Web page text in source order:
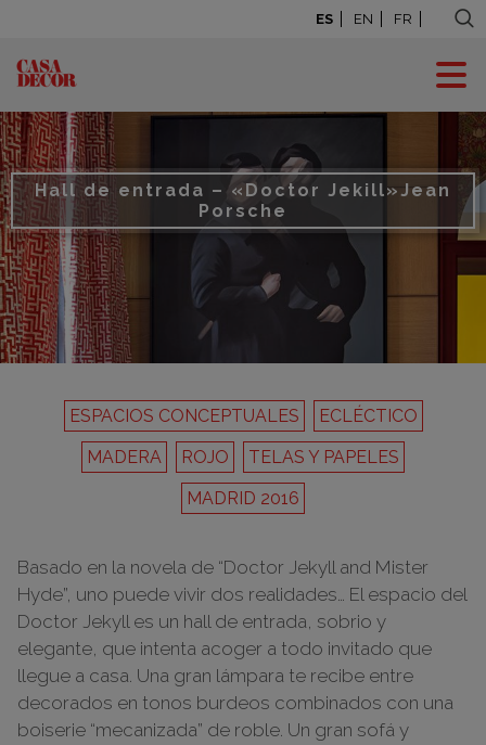
ES EN FR
Hall de entrada – «Doctor Jekill»Jean
Porsche
ESPACIOS CONCEPTUALES
ECLÉCTICO
MADERA
ROJO
TELAS Y PAPELES
MADRID 2016
Basado en la novela de “Doctor Jekyll and Mister
Hyde”, uno puede vivir dos realidades… El espacio del
Doctor Jekyll es un hall de entrada, sobrio y
elegante, que intenta acoger a todo invitado que
llegue a casa. Una gran lámpara te recibe entre
decorados en tonos burdeos combinados con una
boiserie “mecanizada” de roble. Un gran sofá y